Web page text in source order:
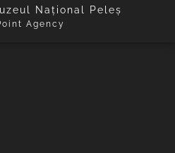
Național Peleș
Agency